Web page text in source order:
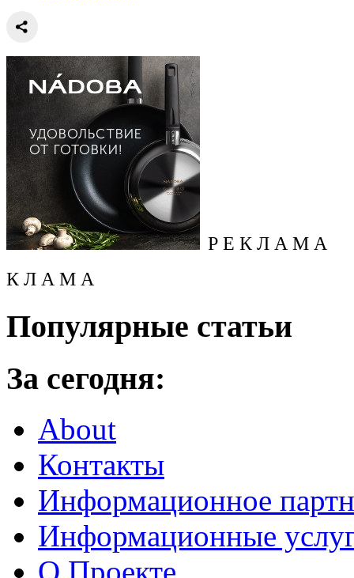
Р Е К Л А М А
К Л А М А
Популярные статьи
За сегодня:
About
Контакты
Информационное
Информационные